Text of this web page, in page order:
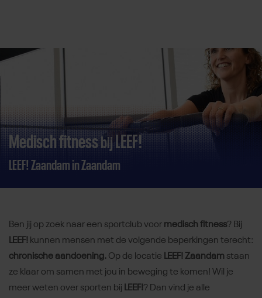
Medisch fitness bij LEEF!
LEEF! Zaandam in Zaandam
Ben jij op zoek naar een sportclub voor medisch fitness? Bij
LEEF! kunnen mensen met de volgende beperkingen terecht:
chronische aandoening. Op de locatie LEEF! Zaandam staan
ze klaar om samen met jou in beweging te komen! Wil je
meer weten over sporten bij LEEF! ? Dan vind je alle